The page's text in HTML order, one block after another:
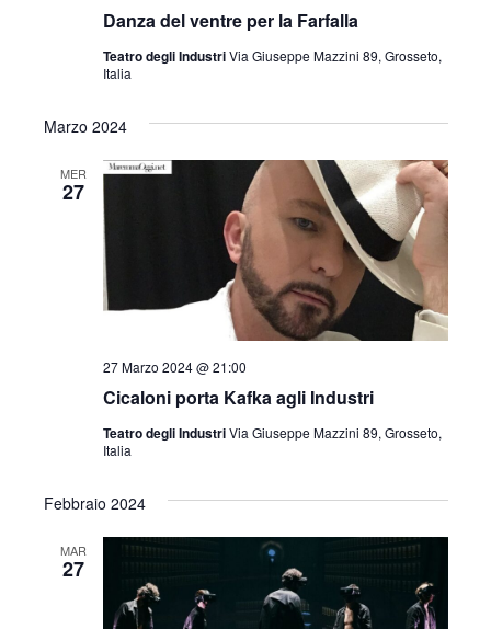
Danza del ventre per la Farfalla
Teatro degli IndustriVia Giuseppe Mazzini 89, Grosseto,
Italia
Marzo 2024
MER
27
Cicaloni porta Kafka agli Industri
27 Marzo 2024 @ 21:00
Teatro degli IndustriVia Giuseppe Mazzini 89, Grosseto,
Italia
Febbraio 2024
MAR
27